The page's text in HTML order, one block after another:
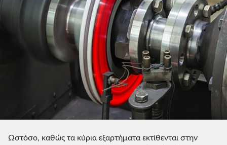
Ωστόσο, καθώς τα κύρια εξαρτήματα εκτίθενται στην